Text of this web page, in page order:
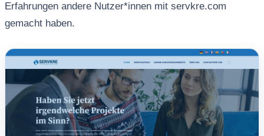
Erfahrungen andere Nutzer*innen mit servkre.com
gemacht haben.